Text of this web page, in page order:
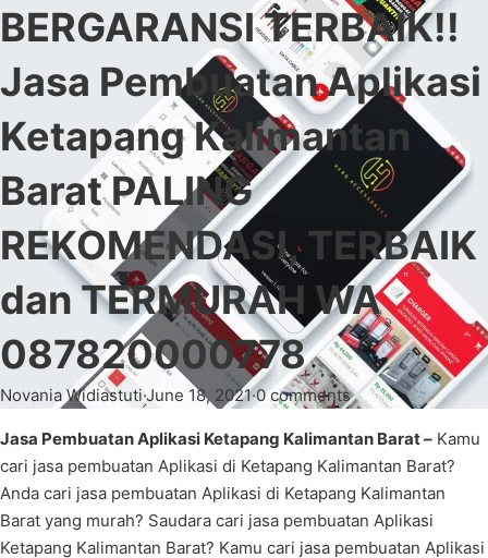
BERGARANSI TERBAIK!!
Jasa Pembuatan Aplikasi
Ketapang Kalimantan
Barat PALING
REKOMENDASI, TERBAIK
dan TERMURAH WA
087820000778
Novania Widiastuti·June 18, 2021·0 comments
Jasa Pembuatan Aplikasi Ketapang Kalimantan Barat – Kamu
cari jasa pembuatan Aplikasi di Ketapang Kalimantan Barat?
Anda cari jasa pembuatan Aplikasi di Ketapang Kalimantan
Barat yang murah? Saudara cari jasa pembuatan Aplikasi
Ketapang Kalimantan Barat? Kamu cari jasa pembuatan Aplikasi